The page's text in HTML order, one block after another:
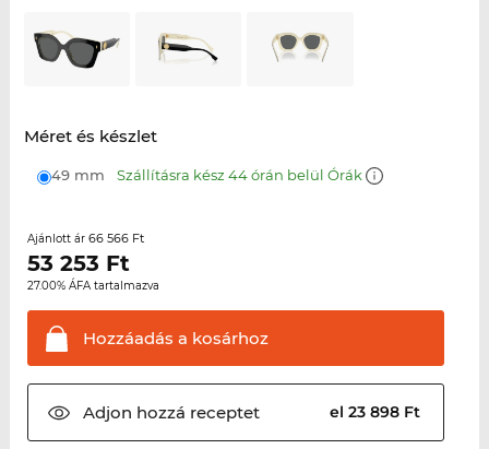
Méret és készlet
49 mm Szállításra kész 44 órán belül Órák
Ajánlott ár 66 566 Ft
53 253 Ft
27.00% ÁFA tartalmazva
Hozzáadás a kosárhoz
Adjon hozzá receptet el 23 898 Ft